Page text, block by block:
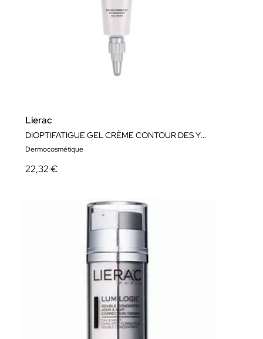
Lierac
DIOPTIFATIGUE GEL CRÈME CONTOUR DES YEUX 15ML
Dermocosmétique
22,32 €